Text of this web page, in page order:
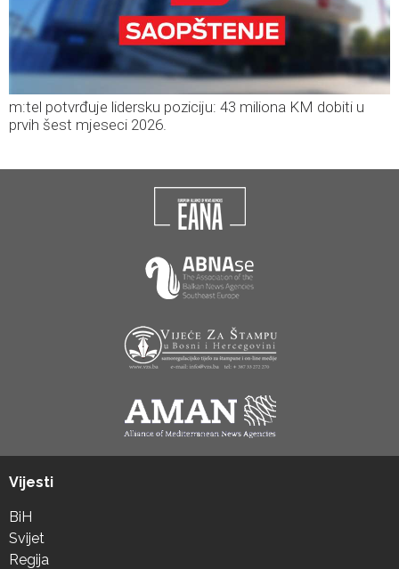
m:tel potvrđuje lidersku poziciju: 43 miliona KM dobiti u
prvih šest mjeseci 2026.
Vijesti
BiH
Svijet
Regija